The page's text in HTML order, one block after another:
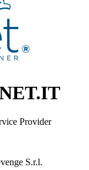
Provider
S.r.l.